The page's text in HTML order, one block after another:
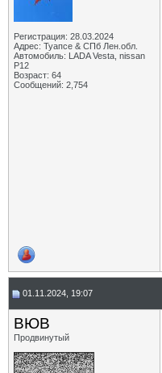
Регистрация: 28.03.2024
Адрес: Туапсе & СПб Лен.обл.
Автомобиль: LADA Vesta, nissan
P12
Возраст: 64
Сообщений: 2,754
01.11.2024, 19:07
ВЮВ
Продвинутый